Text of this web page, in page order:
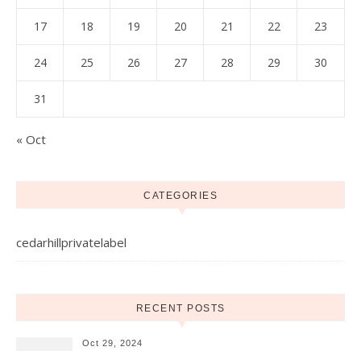
17 18 19 20 21 22 23
24 25 26 27 28 29 30
31
« Oct
CATEGORIES
cedarhillprivatelabel
RECENT POSTS
Oct 29, 2024